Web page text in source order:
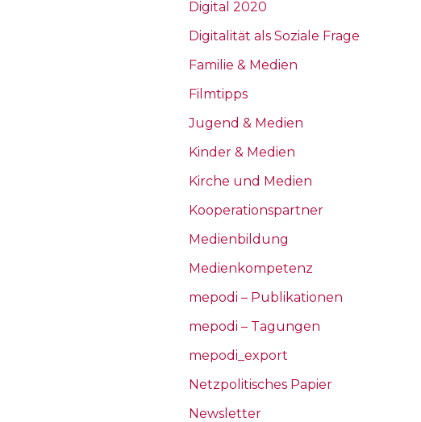
Digital 2020
Digitalität als Soziale Frage
Familie & Medien
Filmtipps
Jugend & Medien
Kinder & Medien
Kirche und Medien
Kooperationspartner
Medienbildung
Medienkompetenz
mepodi – Publikationen
mepodi – Tagungen
mepodi_export
Netzpolitisches Papier
Newsletter